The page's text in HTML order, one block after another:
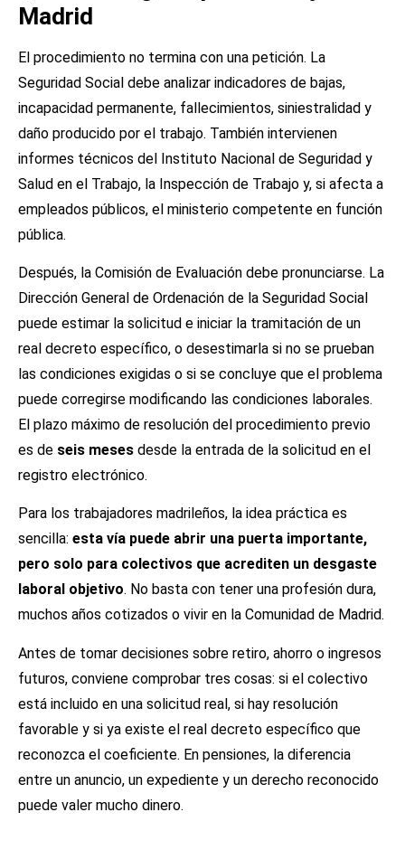
Madrid
El procedimiento no termina con una petición. La
Seguridad Social debe analizar indicadores de bajas,
incapacidad permanente, fallecimientos, siniestralidad y
daño producido por el trabajo. También intervienen
informes técnicos del Instituto Nacional de Seguridad y
Salud en el Trabajo, la Inspección de Trabajo y, si afecta a
empleados públicos, el ministerio competente en función
pública.
Después, la Comisión de Evaluación debe pronunciarse. La
Dirección General de Ordenación de la Seguridad Social
puede estimar la solicitud e iniciar la tramitación de un
real decreto específico, o desestimarla si no se prueban
las condiciones exigidas o si se concluye que el problema
puede corregirse modificando las condiciones laborales.
El plazo máximo de resolución del procedimiento previo
es de seis meses desde la entrada de la solicitud en el
registro electrónico.
Para los trabajadores madrileños, la idea práctica es
sencilla: esta vía puede abrir una puerta importante,
pero solo para colectivos que acrediten un desgaste
laboral objetivo. No basta con tener una profesión dura,
muchos años cotizados o vivir en la Comunidad de Madrid.
Antes de tomar decisiones sobre retiro, ahorro o ingresos
futuros, conviene comprobar tres cosas: si el colectivo
está incluido en una solicitud real, si hay resolución
favorable y si ya existe el real decreto específico que
reconozca el coeficiente. En pensiones, la diferencia
entre un anuncio, un expediente y un derecho reconocido
puede valer mucho dinero.